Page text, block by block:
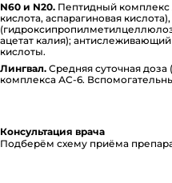
N60 и N20. Пептидный комплекс
кислота, ас­па­ра­ги­но­вая
ацетат калия);
кислоты.
Лингвал. Средняя суточная доза
комплекса АС-6.
Консультация врача
Подберём схему приёма